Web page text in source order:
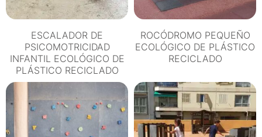
ESCALADOR DE
PSICOMOTRICIDAD
INFANTIL ECOLÓGICO DE
PLÁSTICO RECICLADO
ROCÓDROMO PEQUEÑO
ECOLÓGICO DE PLÁSTICO
RECICLADO